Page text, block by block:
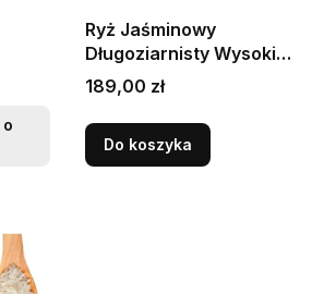
Ryż Jaśminowy
Długoziarnisty Wysokiej
Klasy AAA Gao Nang
Thom Dla Gastronomii
18kg RICEFIELD
Cena
189,00 zł
Do koszyka